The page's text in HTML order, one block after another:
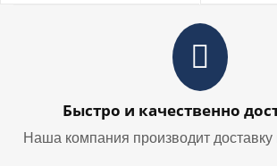
Быстро и качественно
Наша компания производит доставку